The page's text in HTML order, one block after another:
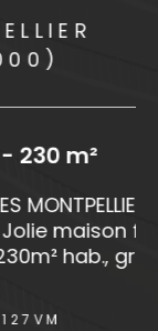
ARCE
familial
grand...